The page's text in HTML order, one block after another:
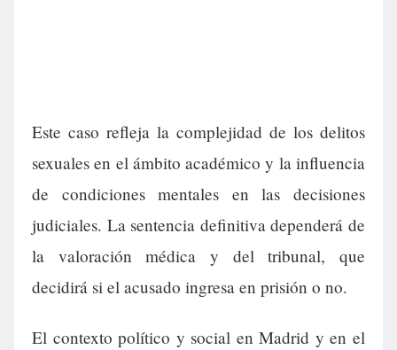
Este caso refleja la complejidad de los delitos
sexuales en el ámbito académico y la influencia
de condiciones mentales en las decisiones
judiciales. La sentencia definitiva dependerá de
la valoración médica y del tribunal, que
decidirá si el acusado ingresa en prisión o no.
El contexto político y social en Madrid y en el